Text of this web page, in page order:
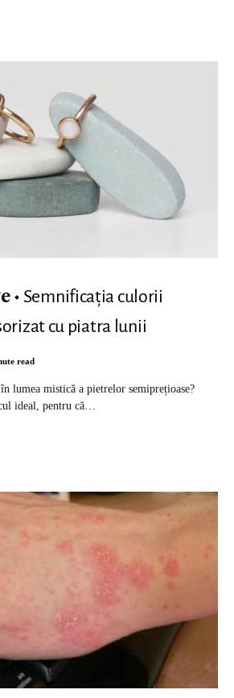
Semnificația culorii
cu piatra lunii
read
lumea mistică a pietrelor semiprețioase?
ideal, pentru că…